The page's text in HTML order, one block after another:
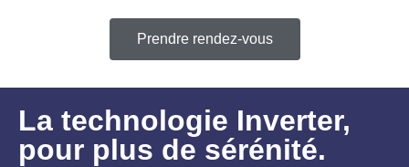
Prendre rendez-vous
La technologie Inverter,
pour plus de sérénité.